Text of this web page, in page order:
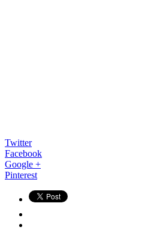
Twitter
Facebook
Google +
Pinterest